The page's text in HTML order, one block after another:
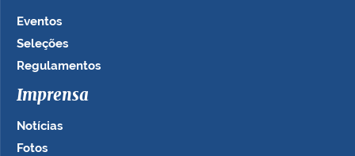
Eventos
Seleções
Regulamentos
Imprensa
Notícias
Fotos